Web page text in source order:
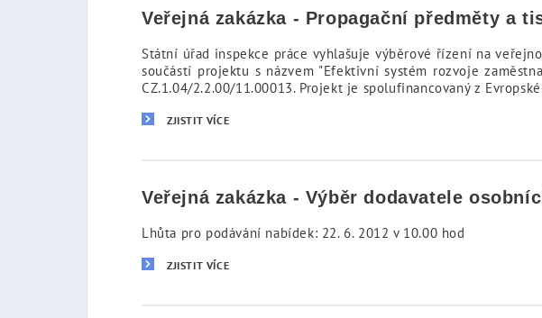
Veřejná zakázka - Propagační předměty a
Státní úřad inspekce práce vyhlašuje výběrové řízení na
součástí projektu s názvem "Efektivní systém rozvoje
CZ.1.04/2.2.00/11.00013. Projekt je spolufinancovaný z
ZJISTIT VÍCE
Veřejná zakázka - Výběr dodavatele
Lhůta pro podávání nabídek: 22. 6. 2012 v 10.00 hod
ZJISTIT VÍCE